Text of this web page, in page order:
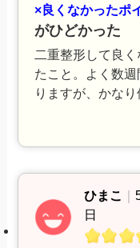
×良くなかったポ
がひどかった
二重整形して良
たこと。よく数
りますが、かな
ひまこ ｜
日